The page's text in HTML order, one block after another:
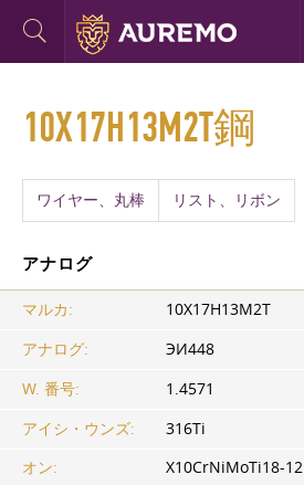
10Х17Н13М2Т鋼
ワイヤー、丸棒 リスト、リボン
アナログ
マルカ:
10Х17Н13М2Т
アナログ:
ЭИ448
W. 番号:
1.4571
アイシ・ウンズ:
316Ti
オン:
X10CrNiMoTi18-12